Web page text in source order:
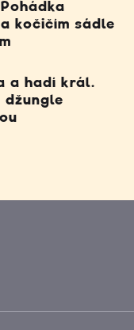
kočičím sádle
a hadí král.
džungle